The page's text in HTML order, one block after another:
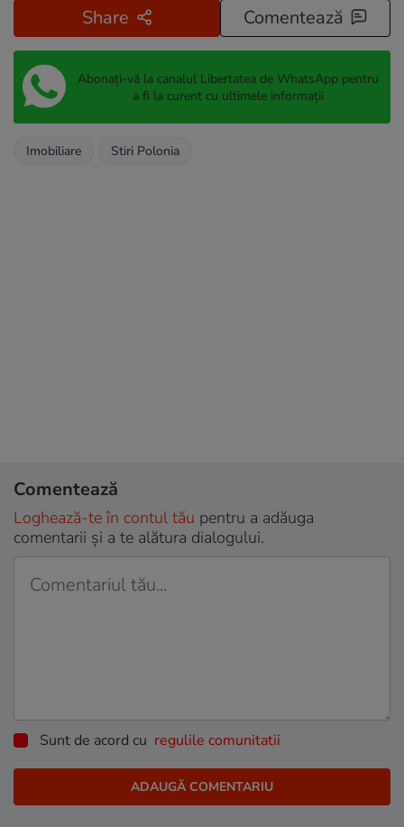
Share Comentează
Abonați-vă la canalul Libertatea de WhatsApp pentru
a fi la curent cu ultimele informații
Imobiliare Stiri Polonia
Comentează
Loghează-te în contul tău pentru a adăuga
comentarii și a te alătura dialogului.
Sunt de acord cu regulile comunitatii